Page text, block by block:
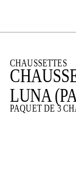
CHAUSSETTES
LUNA
PAQUET DE 3